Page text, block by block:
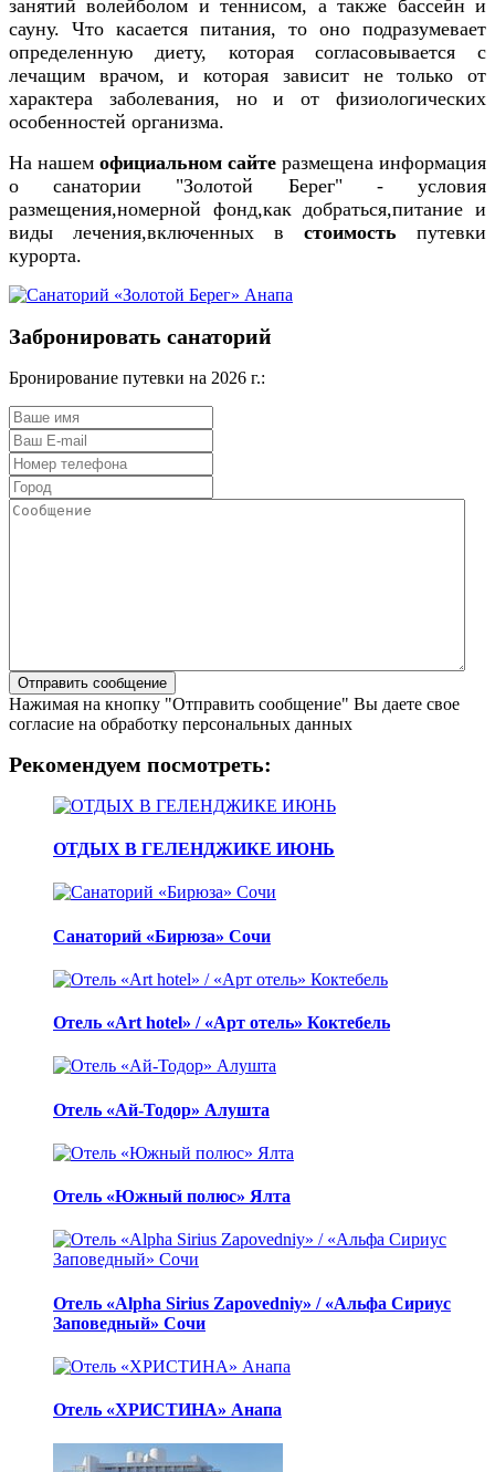
занятий волейболом и теннисом, а также бассейн и
сауну. Что касается питания, то оно подразумевает
определенную диету, которая согласовывается с
лечащим врачом, и которая зависит не только от
характера заболевания, но и от физиологических
особенностей организма.
На нашем официальном сайте размещена информация
о санатории "Золотой Берег" - условия
размещения,номерной фонд,как добраться,питание и
виды лечения,включенных в стоимость путевки
курорта.
Забронировать санаторий
Бронирование путевки на 2026 г.:
Нажимая на кнопку "Отправить сообщение" Вы даете свое
согласие на обработку персональных данных
Рекомендуем посмотреть:
ОТДЫХ В ГЕЛЕНДЖИКЕ ИЮНЬ
Санаторий «Бирюза» Сочи
Отель «Art hotel» / «Арт отель» Коктебель
Отель «Ай-Тодор» Алушта
Отель «Южный полюс» Ялта
Отель «Alpha Sirius Zapovedniy» / «Альфа Сириус
Заповедный» Сочи
Отель «ХРИСТИНА» Анапа